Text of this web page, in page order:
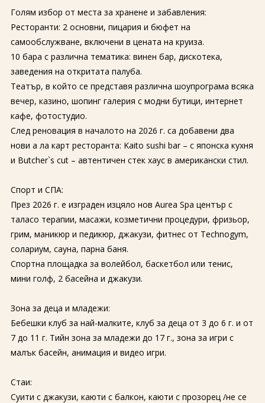
Голям избор от места за хранене и забавления:
Ресторанти: 2 основни, пицария и бюфет на
самообслужване, включени в цената на круиза.
10 бара с различна тематика: винен бар, дискотека,
заведения на откритата палуба.
Театър, в който се представя различна шоупрограма всяка
вечер, казино, шопинг галерия с модни бутици, интернет
кафе, фотостудио.
След реновация в началото на 2026 г. са добавени два
нови а ла карт ресторанта: Kaito sushi bar – с японска кухня
и Butcher`s cut – автентичен стек хаус в американски стил.
Спорт и СПА:
През 2026 г. е изграден изцяло нов Aurea Spa център с
таласо терапии, масажи, козметични процедури, фризьор,
грим, маникюр и педикюр, джакузи, фитнес от Technogym,
солариум, сауна, парна баня.
Спортна площадка за волейбол, баскетбол или тенис,
мини голф, 2 басейна и джакузи.
Зона за деца и младежи:
Бебешки клуб за най-малките, клуб за деца от 3 до 6 г. и от
7 до 11 г. Тийн зона за младежи до 17 г., зона за игри с
малък басейн, анимация и видео игри.
Стаи:
Суити с джакузи, каюти с балкон, каюти с прозорец /не се